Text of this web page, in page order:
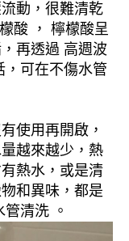
動，很難清乾
酸 ， 檸檬酸呈
再透過 高週波
，可在不傷水管
使用再開啟，
越來越少，熱
熱水，或是清
和異味，都是
清洗 。